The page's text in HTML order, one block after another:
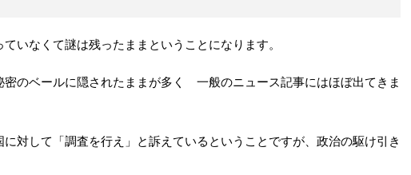
いなくて謎は残ったままということになります。
密のベールに隠されたままが多く 一般のニュース記事にはほぼ出てきま
対して「調査を行え」と訴えているということですが、政治の駆け引き